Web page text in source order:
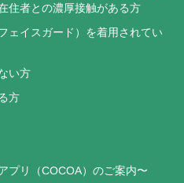
住者との濃厚接触がある方
ェイスガード）を着用されてい
い方
方
プリ（COCOA）のご案内〜